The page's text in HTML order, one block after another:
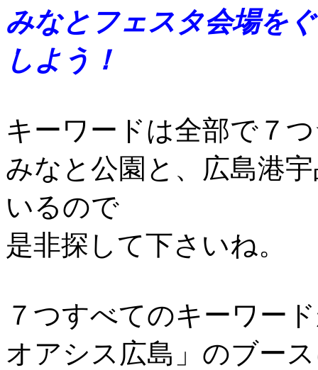
みなとフェスタ会場を
しよう！
キーワードは全部
みなと公園と、広島港
いるので
是非探して下さいね。
７つすべてのキーワー
オアシス広島」のブー